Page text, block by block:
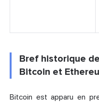
Bref historique
Bitcoin et
Bitcoin est apparu en